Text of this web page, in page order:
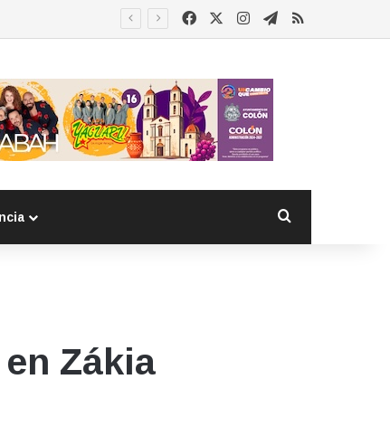
FacebookInstagram
Telegram
RSS
Zákia